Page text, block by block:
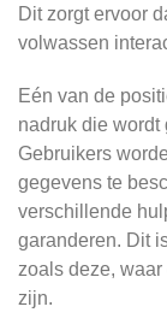
Dit zorgt ervoor
volwassen
Eén van de
nadruk die wordt
Gebruikers
gegevens te
verschillende
garanderen. Dit
zoals deze,
zijn.